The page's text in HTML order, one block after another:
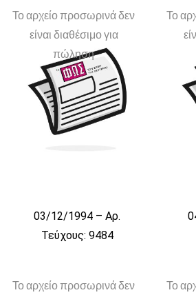
Το αρχείο προσωρινά δεν
είναι διαθέσιμο για
πώληση
03/12/1994 – Αρ.
Τεύχους: 9484
Το
Το αρχείο προσωρινά δεν
Το